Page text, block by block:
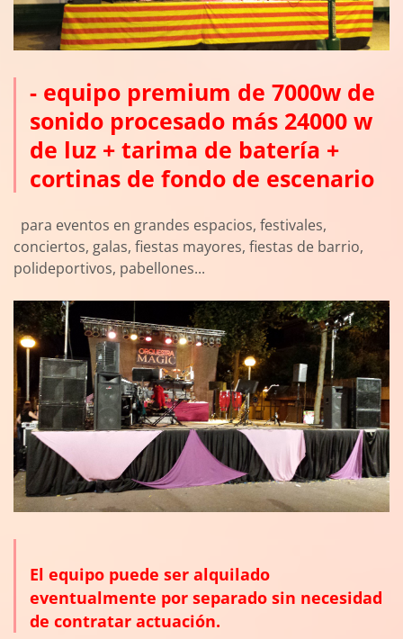
- equipo premium de 7000w de
sonido procesado más 24000 w
de luz + tarima de batería +
cortinas de fondo de escenario
para eventos en grandes espacios, festivales,
conciertos, galas, fiestas mayores, fiestas de barrio,
polideportivos, pabellones...
El equipo puede ser alquilado
eventualmente por separado sin necesidad
de contratar actuación.